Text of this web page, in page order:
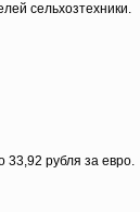
сельхозтехники.
33,92 рубля за евро.